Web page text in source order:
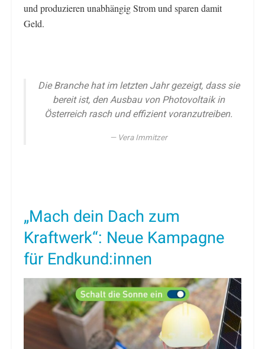
und produzieren unabhängig Strom und sparen damit
Geld.
Die Branche hat im letzten Jahr gezeigt, dass sie
bereit ist, den Ausbau von Photovoltaik in
Österreich rasch und effizient voranzutreiben.
Vera Immitzer
„Mach dein Dach zum
Kraftwerk“: Neue Kampagne
für Endkund:innen